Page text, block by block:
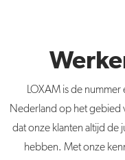
LOXAM is de
Nederland op het gebied
dat onze klanten altijd de
hebben. Met onze